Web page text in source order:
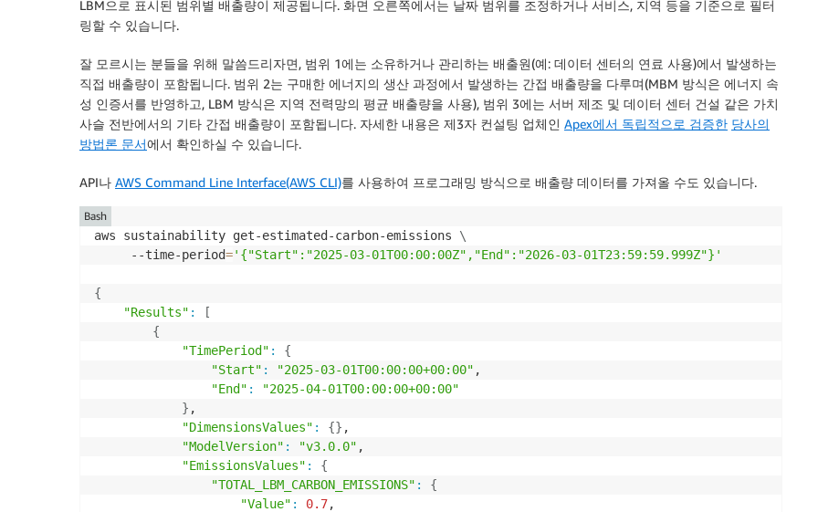
LBM으로 표시된 범위별 배출량이 제공됩니다. 화면 오른쪽에서는 날짜 범위를 조정하거나 서비스, 지역 등을 기준으로 필터
링할 수 있습니다.
잘 모르시는 분들을 위해 말씀드리자면, 범위 1에는 소유하거나 관리하는 배출원(예: 데이터 센터의 연료 사용)에서 발생하는
직접 배출량이 포함됩니다. 범위 2는 구매한 에너지의 생산 과정에서 발생하는 간접 배출량을 다루며(MBM 방식은 에너지 속
성 인증서를 반영하고, LBM 방식은 지역 전력망의 평균 배출량을 사용), 범위 3에는 서버 제조 및 데이터 센터 건설 같은 가치
사슬 전반에서의 기타 간접 배출량이 포함됩니다. 자세한 내용은 제3자 컨설팅 업체인 Apex에서 독립적으로 검증한 당사의
방법론 문서에서 확인하실 수 있습니다.
API나 AWS Command Line Interface(AWS CLI)를 사용하여 프로그래밍 방식으로 배출량 데이터를 가져올 수도 있습니다.
aws sustainability get-estimated-carbon-emissions \
     --time-period
='{"Start":"2025-03-01T00:00:00Z","End":"2026-03-01T23:59:59.999Z"}'
{
"Results" :
[
{
"TimePeriod" :
{
"Start" : "2025-03-01T00:00:00+00:00" ,
"End" :
"2025-04-01T00:00:00+00:00"
} ,
"DimensionsValues" : {} ,
"ModelVersion" : "v3.0.0" ,
"EmissionsValues" :
{
"TOTAL_LBM_CARBON_EMISSIONS" :
{
"Value" : 0.7,
Bash